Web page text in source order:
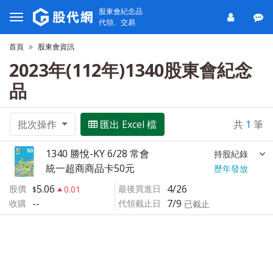
股東會紀念品
代領、交易
首頁 股東會資訊
2023年(112年)1340股東會紀念
品
批次操作 匯出 Excel 檔 共 1 筆
1340 勝悅-KY 6/28 常會 持股紀錄
統一超商商品卡50元
歷年發放
股價
5.06
0.01
收購 --
最後買進日 4/26
代領截止日 7/9 已截止